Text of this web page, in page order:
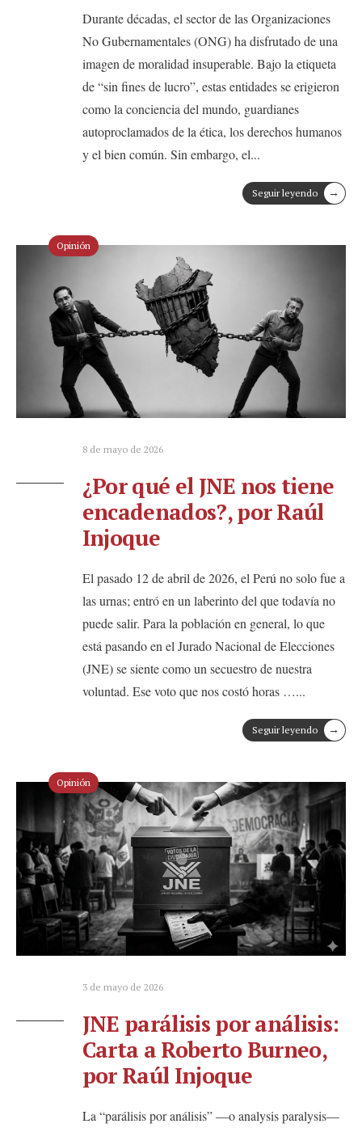
Durante décadas, el sector de las Organizaciones
No Gubernamentales (ONG) ha disfrutado de una
imagen de moralidad insuperable. Bajo la etiqueta
de “sin fines de lucro”, estas entidades se erigieron
como la conciencia del mundo, guardianes
autoproclamados de la ética, los derechos humanos
y el bien común. Sin embargo, el...
Seguir leyendo →
Opinión
8 de mayo de 2026
¿Por qué el JNE nos tiene
encadenados?, por Raúl
Injoque
El pasado 12 de abril de 2026, el Perú no solo fue a
las urnas; entró en un laberinto del que todavía no
puede salir. Para la población en general, lo que
está pasando en el Jurado Nacional de Elecciones
(JNE) se siente como un secuestro de nuestra
voluntad. Ese voto que nos costó horas …...
Seguir leyendo →
Opinión
3 de mayo de 2026
JNE parálisis por análisis:
Carta a Roberto Burneo,
por Raúl Injoque
La “parálisis por análisis” —o analysis paralysis—